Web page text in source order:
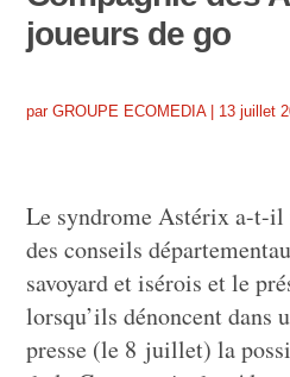
joueurs de go
parGROUPE ECOMEDIA| 13 juillet
Le syndrome Astérix a-t-il
des conseils
savoyard et isérois et le
lorsqu’ils dénoncent dans
presse (le 8 juillet) la